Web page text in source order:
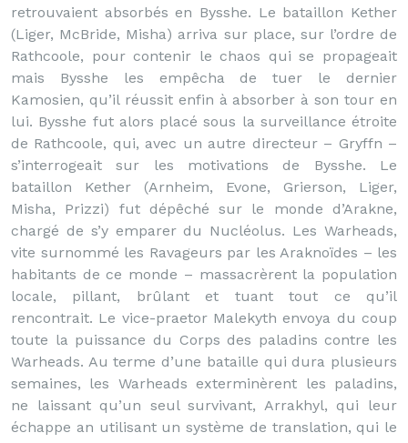
retrouvaient absorbés en Bysshe. Le bataillon Kether
(Liger, McBride, Misha) arriva sur place, sur l’ordre de
Rathcoole, pour contenir le chaos qui se propageait
mais Bysshe les empêcha de tuer le dernier
Kamosien, qu’il réussit enfin à absorber à son tour en
lui. Bysshe fut alors placé sous la surveillance étroite
de Rathcoole, qui, avec un autre directeur – Gryffn –
s’interrogeait sur les motivations de Bysshe. Le
bataillon Kether (Arnheim, Evone, Grierson, Liger,
Misha, Prizzi) fut dépêché sur le monde d’Arakne,
chargé de s’y emparer du Nucléolus. Les Warheads,
vite surnommé les Ravageurs par les Araknoïdes – les
habitants de ce monde – massacrèrent la population
locale, pillant, brûlant et tuant tout ce qu’il
rencontrait. Le vice-praetor Malekyth envoya du coup
toute la puissance du Corps des paladins contre les
Warheads. Au terme d’une bataille qui dura plusieurs
semaines, les Warheads exterminèrent les paladins,
ne laissant qu’un seul survivant, Arrakhyl, qui leur
échappe an utilisant un système de translation, qui le